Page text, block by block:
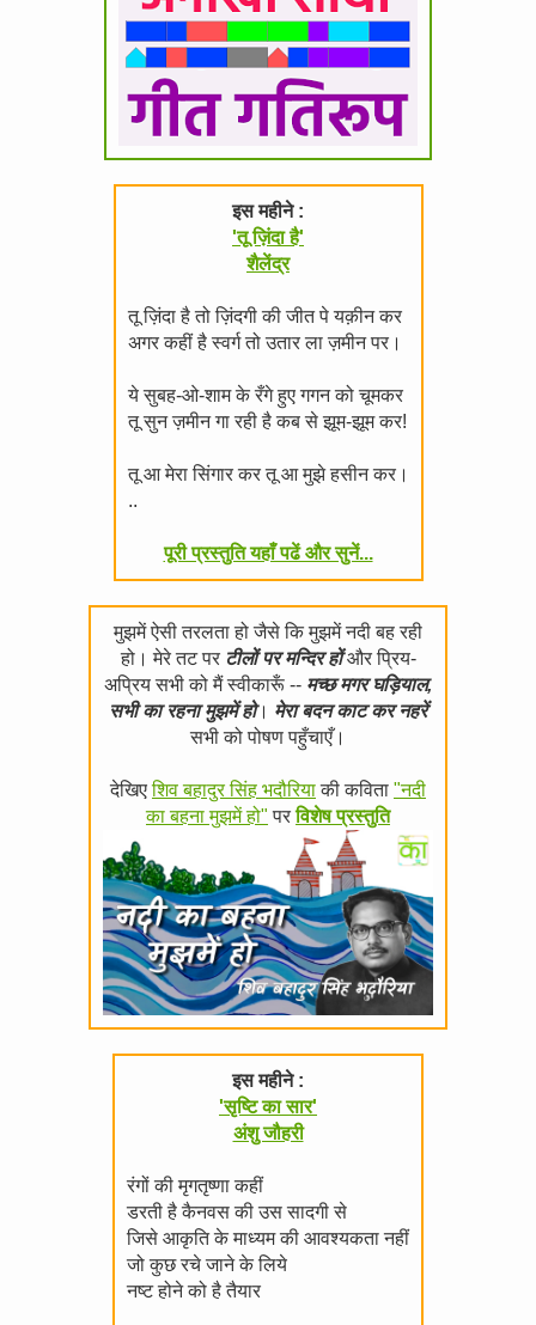
इस महीने :
'तू ज़िंदा है'
शैलेंद्र
तू ज़िंदा है तो ज़िंदगी की जीत पे यक़ीन कर
अगर कहीं है स्वर्ग तो उतार ला ज़मीन पर।
ये सुबह-ओ-शाम के रँगे हुए गगन को चूमकर
तू सुन ज़मीन गा रही है कब से झूम-झूम कर!
तू आ मेरा सिंगार कर तू आ मुझे हसीन कर।
..
पूरी प्रस्तुति यहाँ पढें और सुनें...
मुझमें ऐसी तरलता हो जैसे कि मुझमें नदी बह रही
हो। मेरे तट पर टीलों पर मन्दिर होंऔर प्रिय-
अप्रिय सभी को मैं स्वीकारूँ -- मच्छ मगर घड़ियाल,
सभी का रहना मुझमें हो। मेरा बदन काट कर नहरें
सभी को पोषण पहुँचाएँ।
देखिएशिव बहादुर सिंह भदौरियाकी कविता "नदी
का बहना मुझमें हो" परविशेष प्रस्तुति
इस महीने :
'सृष्टि का सार'
अंशु जौहरी
रंगों की मृगतृष्णा कहीं
डरती है कैनवस की उस सादगी से
जिसे आकृति के माध्यम की आवश्यकता नहीं
जो कुछ रचे जाने के लिये
नष्ट होने को है तैयार